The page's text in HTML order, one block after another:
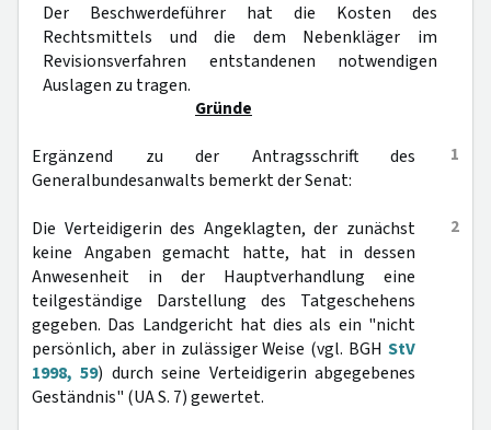
Der Beschwerdeführer hat die Kosten des
Rechtsmittels und die dem Nebenkläger im
Revisionsverfahren entstandenen notwendigen
Auslagen zu tragen.
Gründe
1
Ergänzend zu der Antragsschrift des
Generalbundesanwalts bemerkt der Senat:
2
Die Verteidigerin des Angeklagten, der zunächst
keine Angaben gemacht hatte, hat in dessen
Anwesenheit in der Hauptverhandlung eine
teilgeständige Darstellung des Tatgeschehens
gegeben. Das Landgericht hat dies als ein "nicht
persönlich, aber in zulässiger Weise (vgl. BGH StV
1998, 59) durch seine Verteidigerin abgegebenes
Geständnis" (UA S. 7) gewertet.